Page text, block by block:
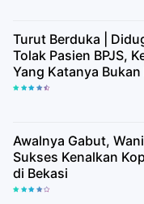
Turut Berduka |
Tolak Pasien BPJS,
Yang Katanya
Awalnya Gabut,
Sukses Kenalkan
di Bekasi